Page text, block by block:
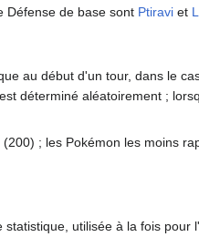
Défense de base sont Ptiravi et
au début d'un tour, dans le
déterminé aléatoirement ;
(200) ; les Pokémon les moins
utilisée à la fois pour